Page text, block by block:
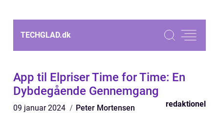
TECHGLAD.dk
App til Elpriser Time for Time: En
Dybdegående Gennemgang
09 januar 2024 Peter Mortensen redaktionel